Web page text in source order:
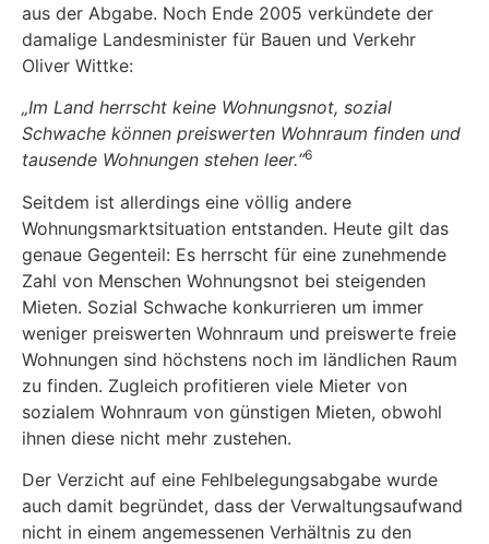
aus der Abgabe. Noch Ende 2005 verkündete der
damalige Landesminister für Bauen und Verkehr
Oliver Wittke:
„Im Land herrscht keine Wohnungsnot, sozial
Schwache können preiswerten Wohnraum finden und
tausende Wohnungen stehen leer.“6
Seitdem ist allerdings eine völlig andere
Wohnungsmarktsituation entstanden. Heute gilt das
genaue Gegenteil: Es herrscht für eine zunehmende
Zahl von Menschen Wohnungsnot bei steigenden
Mieten. Sozial Schwache konkurrieren um immer
weniger preiswerten Wohnraum und preiswerte freie
Wohnungen sind höchstens noch im ländlichen Raum
zu finden. Zugleich profitieren viele Mieter von
sozialem Wohnraum von günstigen Mieten, obwohl
ihnen diese nicht mehr zustehen.
Der Verzicht auf eine Fehlbelegungsabgabe wurde
auch damit begründet, dass der Verwaltungsaufwand
nicht in einem angemessenen Verhältnis zu den